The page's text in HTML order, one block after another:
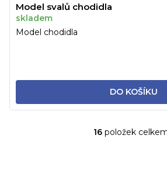
Model svalů chodidla
skladem
DO KOŠÍKU
Model chodidla
O
16položek